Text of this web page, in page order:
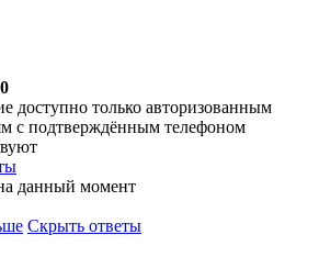
0
доступно только авторизованным
с подтверждённым телефоном
данный момент
Скрыть ответы